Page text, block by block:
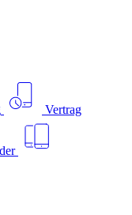
Vertrag